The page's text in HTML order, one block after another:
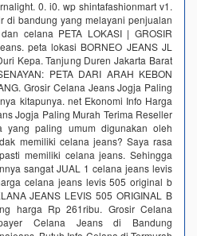
0. i0. wp shintafashionmart v1.
di bandung yang melayani penjualan
celana PETA LOKASI | GROSIR
peta lokasi BORNEO JEANS JL
Kepa. Tanjung Duren Jakarta Barat
PETA DARI ARAH KEBON
Grosir Celana Jeans Jogja Paling
kitapunya. net Ekonomi Info Harga
Jogja Paling Murah Terima Reseller
yang paling umum digunakan oleh
memiliki celana jeans? Saya rasa
memiliki celana jeans. Sehingga
sangat JUAL 1 celana jeans levis
celana jeans levis 505 original b
JEANS LEVIS 505 ORIGINAL B
harga Rp 261ribu. Grosir Celana
Celana Jeans di Bandung